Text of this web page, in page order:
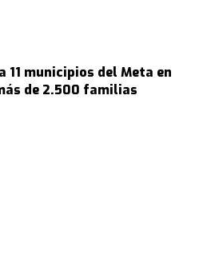
11 municipios del Meta en
de 2.500 familias